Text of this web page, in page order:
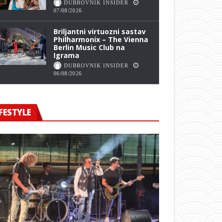
DUBROVNIK INSIDER
07/08/2026
Briljantni virtuozni sastav
Philharmonix – The Vienna
Berlin Music Club na
Igrama
DUBROVNIK INSIDER
06/08/2026